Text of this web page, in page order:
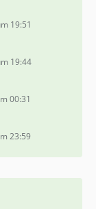
19:51
19:44
00:31
23:59